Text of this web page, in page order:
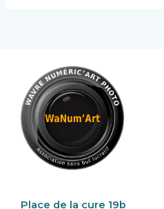
Place de la cure 19b